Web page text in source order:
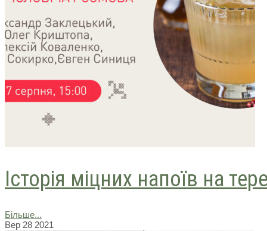
Історія міцних напоїв на
Більше...
Вер 28 2021